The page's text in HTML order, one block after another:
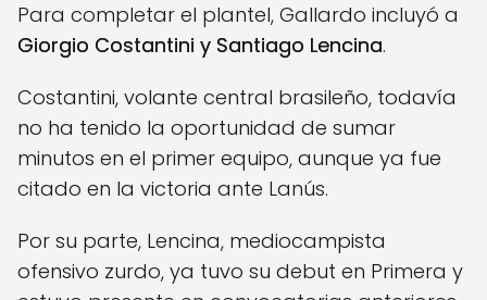
Para completar el plantel, Gallardo incluyó a
Giorgio Costantini y Santiago Lencina.
Costantini, volante central brasileño, todavía
no ha tenido la oportunidad de sumar
minutos en el primer equipo, aunque ya fue
citado en la victoria ante Lanús.
Por su parte, Lencina, mediocampista
ofensivo zurdo, ya tuvo su debut en Primera y